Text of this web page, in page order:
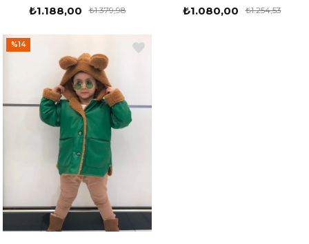
₺1.188,00 ₺1.379,98 ₺1.080,00 ₺1.254,53
%14